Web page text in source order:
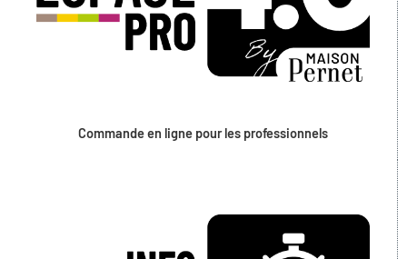
Commande en ligne pour les professionnels